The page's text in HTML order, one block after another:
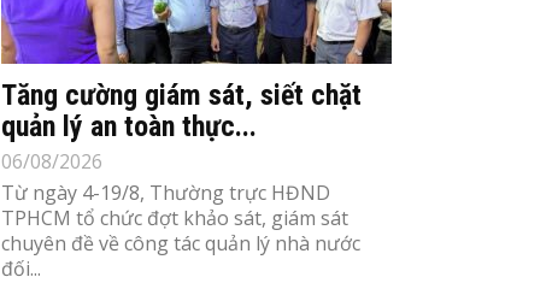
Tăng cường giám sát, siết chặt
quản lý an toàn thực...
06/08/2026
Từ ngày 4-19/8, Thường trực HĐND
TPHCM tổ chức đợt khảo sát, giám sát
chuyên đề về công tác quản lý nhà nước
đối...